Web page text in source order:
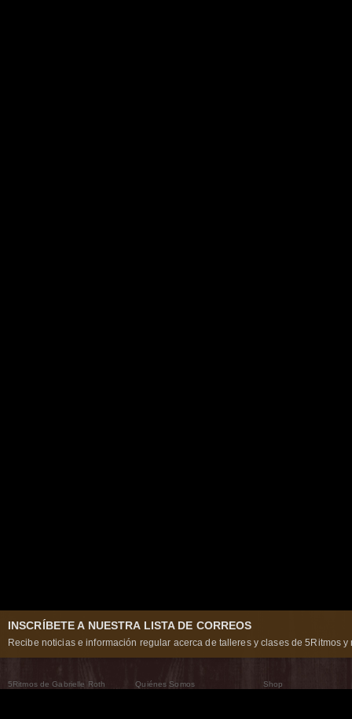
INSCRÍBETE A NUESTRA LISTA DE CORREOS
Recibe noticias e información regular acerca de talleres y clases de 5Ritmos y
5Ritmos de Gabrielle Roth
Quiénes Somos
Shop